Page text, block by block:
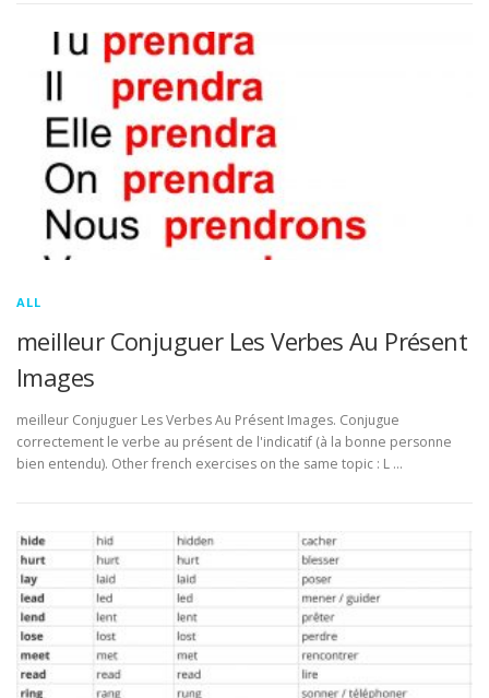
ALL
meilleur Conjuguer Les Verbes Au Présent
Images
meilleur Conjuguer Les Verbes Au Présent Images. Conjugue
correctement le verbe au présent de l'indicatif (à la bonne personne
bien entendu). Other french exercises on the same topic : L …